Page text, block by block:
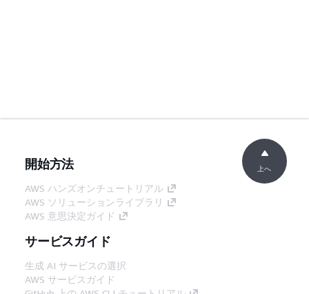
開始方法
AWS ハンズオンチュートリアル
AWS ソリューションライブラリ
AWS 意思決定ガイド
サービスガイド
生成 AI サービスの選択
AWS サービスガイド
上へ